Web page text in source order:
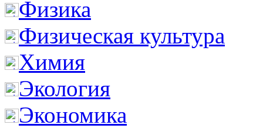
Физика
Физическая культура
Химия
Экология
Экономика